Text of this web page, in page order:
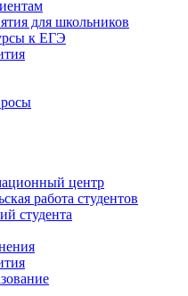
для школьников
к ЕГЭ
центр
работа студентов
студента